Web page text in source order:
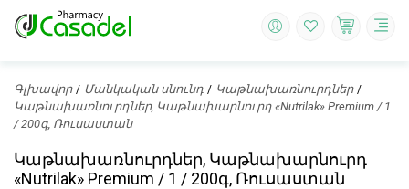
Գլխավոր Մանկական սնունդ
Կաթնախառնուրդներ
Կաթնախառնուրդներ, Կաթնախարնուրդ «Nutrilak» Premium / 1
/ 200գ, Ռուսաստան
Կաթնախառնուրդներ, Կաթնախարնուրդ
«Nutrilak» Premium / 1 / 200գ, Ռուսաստան